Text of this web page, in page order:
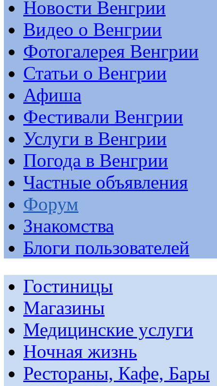
Новости Венгрии
Видео о Венгрии
Фотогалерея Венгрии
Статьи о Венгрии
Афиша
Фестивали Венгрии
Услуги в Венгрии
Погода в Венгрии
Частные объявления
Форум
Знакомства
Блоги пользователей
Гостиницы
Магазины
Медицинские услуги
Ночная жизнь
Рестораны, Кафе, Бары